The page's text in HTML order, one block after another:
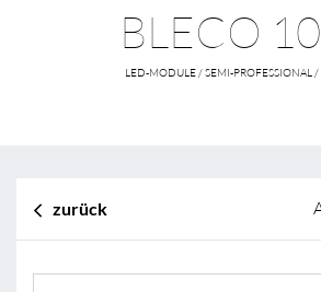
BLECO
LED-MODULE / SEMI-PROFESSIONAL
zurück